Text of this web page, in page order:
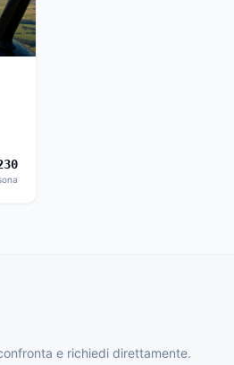
e richiedi direttamente.